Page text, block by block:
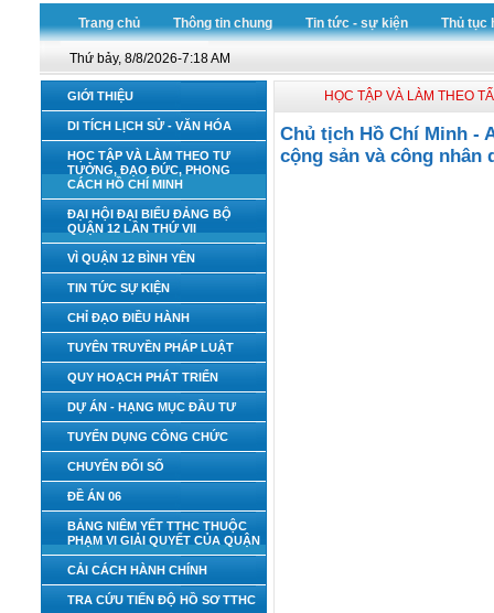
Trang chủ Thông tin chung Tin tức - sự kiện Thủ tục
Thứ bảy, 8/8/2026-7:18 AM
GIỚI THIỆU
DI TÍCH LỊCH SỬ - VĂN HÓA
HỌC TẬP VÀ LÀM THEO TƯ
TƯỞNG, ĐẠO ĐỨC, PHONG
CÁCH HỒ CHÍ MINH
ĐẠI HỘI ĐẠI BIỂU ĐẢNG BỘ
QUẬN 12 LẦN THỨ VII
VÌ QUẬN 12 BÌNH YÊN
TIN TỨC SỰ KIỆN
CHỈ ĐẠO ĐIỀU HÀNH
TUYÊN TRUYỀN PHÁP LUẬT
QUY HOẠCH PHÁT TRIỂN
DỰ ÁN - HẠNG MỤC ĐẦU TƯ
TUYỂN DỤNG CÔNG CHỨC
CHUYỂN ĐỔI SỐ
ĐỀ ÁN 06
BẢNG NIÊM YẾT TTHC THUỘC
PHẠM VI GIẢI QUYẾT CỦA QUẬN
CẢI CÁCH HÀNH CHÍNH
TRA CỨU TIẾN ĐỘ HỒ SƠ TTHC
HỌC TẬP VÀ LÀM THEO
Chủ tịch Hồ Chí Minh -
cộng sản và công nhân